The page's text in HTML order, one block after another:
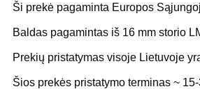
Ši prekė pagaminta Europos
Baldas pagamintas iš 16 mm storio
Prekių pristatymas visoje Lietuvoje
Šios prekės pristatymo terminas ~